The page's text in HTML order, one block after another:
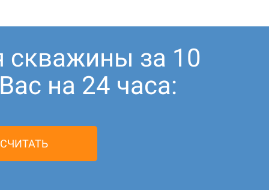
скважины за 10
на 24 часа: